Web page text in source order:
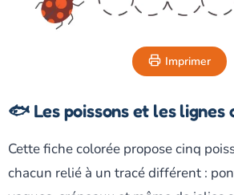
Imprimer
🐟 Les poissons et les lignes
Cette fiche colorée propose cinq
chacun relié à un tracé différent :